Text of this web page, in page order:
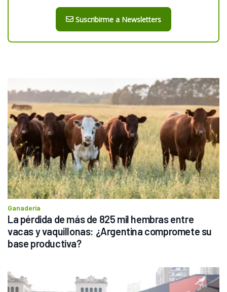
Suscribirme a Newsletters
Ganadería
La pérdida de más de 825 mil hembras entre
vacas y vaquillonas: ¿Argentina compromete su
base productiva?